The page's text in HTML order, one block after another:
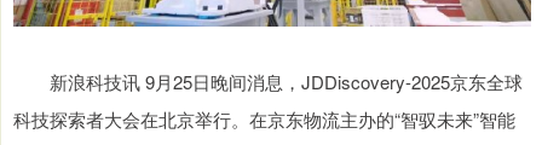
新浪科技讯 9月25日晚间消息，JDDiscovery-2025京东全球
科技探索者大会在北京举行。在京东物流主办的“智驭未来”智能